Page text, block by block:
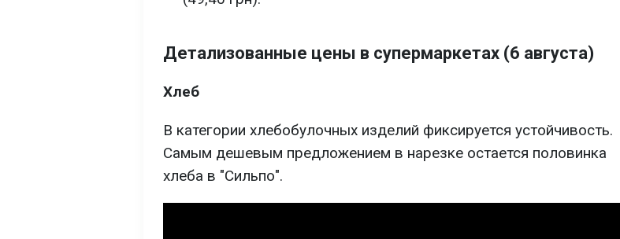
Детализованные цены в супермаркетах (6 августа)
Хлеб
В категории хлебобулочных изделий фиксируется устойчивость.
Самым дешевым предложением в нарезке остается половинка
хлеба в "Сильпо".